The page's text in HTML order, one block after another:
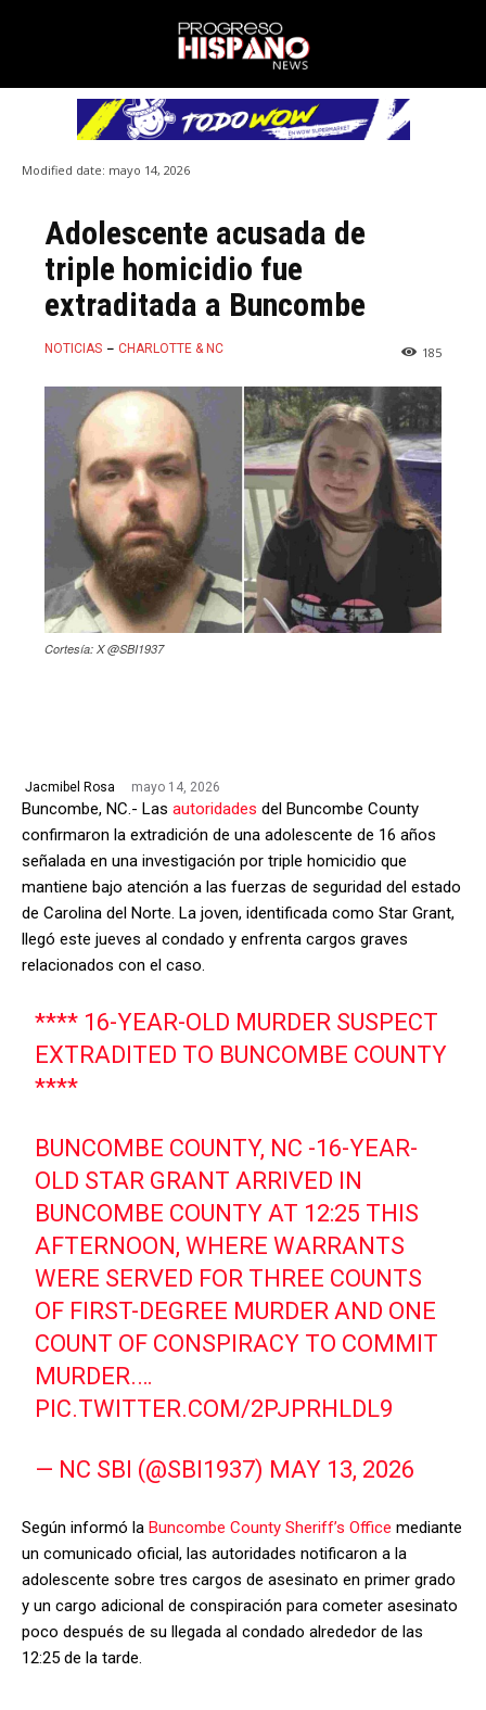
Modified date: mayo 14, 2026
Adolescente acusada de
triple homicidio fue
extraditada a Buncombe
NOTICIAS CHARLOTTE & NC 185
Cortesía: X @SBI1937
Jacmibel Rosa mayo 14, 2026
Buncombe, NC.- Las autoridades del Buncombe County
confirmaron la extradición de una adolescente de 16 años
señalada en una investigación por triple homicidio que
mantiene bajo atención a las fuerzas de seguridad del estado
de Carolina del Norte. La joven, identificada como Star Grant,
llegó este jueves al condado y enfrenta cargos graves
relacionados con el caso.
**** 16-YEAR-OLD MURDER SUSPECT
EXTRADITED TO BUNCOMBE COUNTY
****
BUNCOMBE COUNTY, NC -16-YEAR-
OLD STAR GRANT ARRIVED IN
BUNCOMBE COUNTY AT 12:25 THIS
AFTERNOON, WHERE WARRANTS
WERE SERVED FOR THREE COUNTS
OF FIRST-DEGREE MURDER AND ONE
COUNT OF CONSPIRACY TO COMMIT
MURDER.…
PIC.TWITTER.COM/2PJPRHLDL9
— NC SBI (@SBI1937) MAY 13, 2026
Según informó la Buncombe County Sheriff’s Office mediante
un comunicado oficial, las autoridades notificaron a la
adolescente sobre tres cargos de asesinato en primer grado
y un cargo adicional de conspiración para cometer asesinato
poco después de su llegada al condado alrededor de las
12:25 de la tarde.